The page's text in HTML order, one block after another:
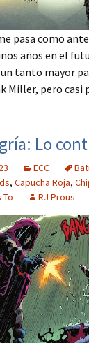
pasa como
años en el
un tanto mayor
Miller, pero casi
Lo
ECC
, Capucha Roja,
To RJ Prous